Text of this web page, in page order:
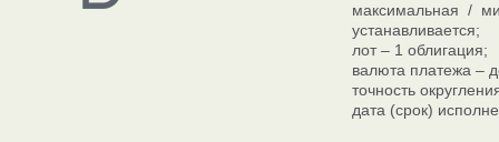
максимальная /
устанавливается;
лот – 1 облигация;
валюта платежа –
точность
дата (срок)